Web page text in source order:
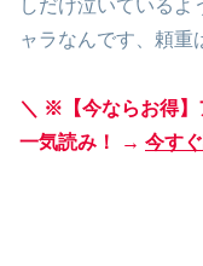
しだけ泣いているよ
ャラなんです、頼重
＼ ※【今ならお得】
一気読み！ → 今す